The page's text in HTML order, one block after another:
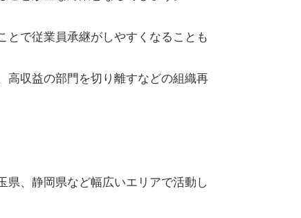
とで従業員承継がしやすくなることも
高収益の部門を切り離すなどの組織再
県、静岡県など幅広いエリアで活動し